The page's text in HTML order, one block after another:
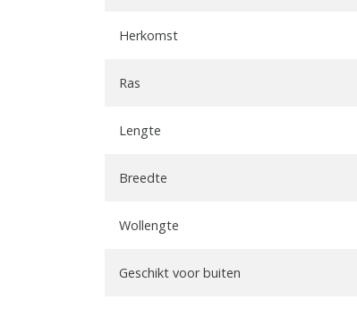
Herkomst
Ras
Lengte
Breedte
Wollengte
Geschikt voor buiten